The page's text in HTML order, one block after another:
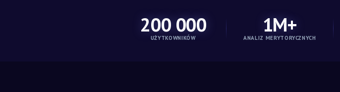
200 000
UŻYTKOWNIKÓW
1M+
ANALIZ MERYTORYCZNYCH